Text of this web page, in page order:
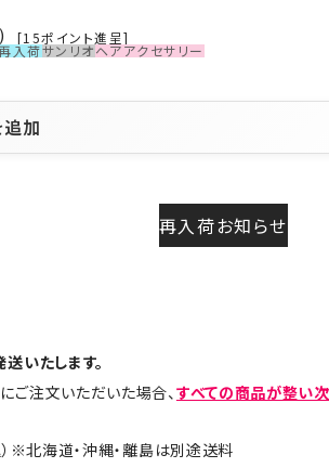
[15ポイント進呈]
入荷サンリオヘアアクセサリー
追加
再入荷お知らせ
いたします。
ご注文いただいた場合、すべての商品が整い
※北海道・沖縄・離島は別途送料